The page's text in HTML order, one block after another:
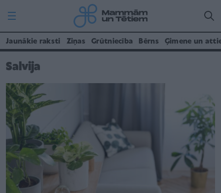
Jaunākie raksti Ziņas Grūtniecība Bērns Ģimene un
Salvija